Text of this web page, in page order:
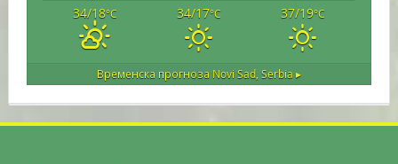
34/18°C 34/17°C 37/19°C
Временска прогноза Novi Sad, Serbia ▸